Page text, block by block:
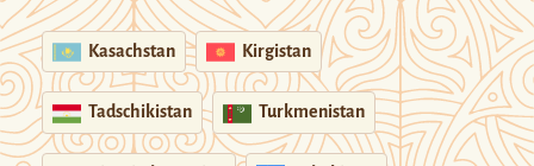
Kasachstan Kirgistan
Tadschikistan Turkmenistan